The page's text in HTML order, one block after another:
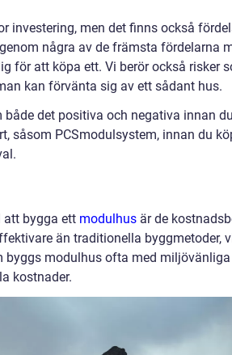
investering, men det finns också
några av de främsta fördelarna
för att köpa ett. Vi berör också risker
kan förvänta sig av ett sådant hus.
både det positiva och negativa innan
såsom PCSmodulsystem, innan du
att bygga ett modulhus är de
än traditionella byggmetoder,
byggs modulhus ofta med
kostnader.